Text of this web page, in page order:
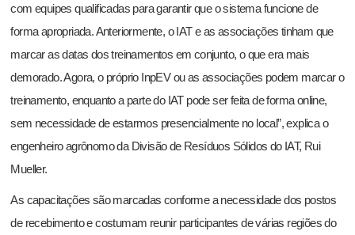
com equipes qualificadas para garantir que o sistema funcione de
forma apropriada. Anteriormente, o IAT e as associações tinham que
marcar as datas dos treinamentos em conjunto, o que era mais
demorado. Agora, o próprio InpEV ou as associações podem marcar o
treinamento, enquanto a parte do IAT pode ser feita de forma online,
sem necessidade de estarmos presencialmente no local”, explica o
engenheiro agrônomo da Divisão de Resíduos Sólidos do IAT, Rui
Mueller.
As capacitações são marcadas conforme a necessidade dos postos
de recebimento e costumam reunir participantes de várias regiões do